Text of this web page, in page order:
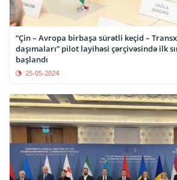
“Çin – Avropa birbaşa sürətli keçid –
daşımaları” pilot layihəsi çərçivəsində ilk
başlandı
25-05-2024